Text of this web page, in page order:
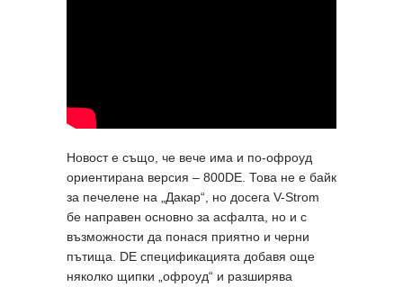
Новост е също, че вече има и по-офроуд
ориентирана версия – 800DE. Това не е байк
за печелене на „Дакар“, но досега V-Strom
бе направен основно за асфалта, но и с
възможности да понася приятно и черни
пътища. DE спецификацията добавя още
няколко щипки „офроуд“ и разширява